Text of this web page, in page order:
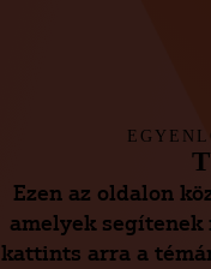
Ezen az oldalon
amelyek
kattints arra a